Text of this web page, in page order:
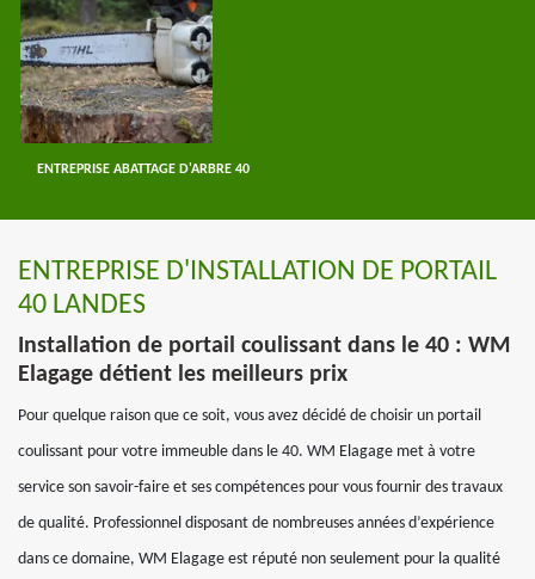
ENTREPRISE ABATTAGE D'ARBRE 40
ENTREPRISE D'INSTALLATION DE PORTAIL
40 LANDES
Installation de portail coulissant dans le 40 : WM
Elagage détient les meilleurs prix
Pour quelque raison que ce soit, vous avez décidé de choisir un portail
coulissant pour votre immeuble dans le 40. WM Elagage met à votre
service son savoir-faire et ses compétences pour vous fournir des travaux
de qualité. Professionnel disposant de nombreuses années d’expérience
dans ce domaine, WM Elagage est réputé non seulement pour la qualité